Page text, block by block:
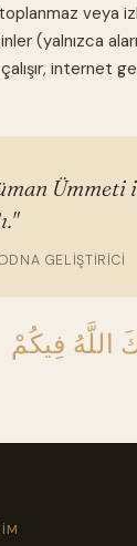
veya
(yalnızca
çalışır, internet
Ümmeti
GELIŞTIRICI
اللَّهُ فِيكُمْ